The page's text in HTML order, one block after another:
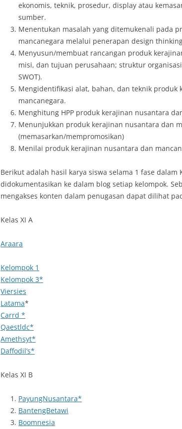
ekonomis, teknik, prosedur, display atau
sumber.
Menentukan masalah yang ditemukenali pada
mancanegara melalui penerapan design
Menyusun/membuat rancangan produk
misi, dan tujuan perusahaan; struktur
SWOT).
Mengidentifikasi alat, bahan, dan teknik produk
mancanegara.
Menghitung HPP produk kerajinan nusantara
Menunjukkan produk kerajinan nusantara dan
(memasarkan/mempromosikan)
Menilai produk kerajinan nusantara dan
Berikut adalah hasil karya siswa selama 1 fase dalam
didokumentasikan ke dalam blog setiap kelompok.
mengakses konten dalam penugasan dapat dilihat
Kelas XI A
Araara
Kelompok 1
Kelompok 3*
Viersies
Latama*
Carrd *
Qaestldc*
Amethsyt*
Daffodil’s*
Kelas XI B
PayungNusantara*
BantengBetawi
Boomnesia